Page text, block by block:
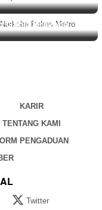
Narkoba
Ganja Bravooo
KARIR
TENTANG KAMI
PENGADUAN
Twitter